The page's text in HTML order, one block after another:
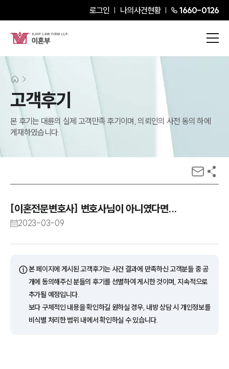
로그인 나의사건현황 1660-0126
고객후기
본 후기는 대륜의 실제 고객만족 후기이며, 의뢰인의 사전 동의 하에
게재하였습니다.
[이혼전문변호사] 변호사님이 아니였다면...
2023-03-09
ⓘ본 페이지에 게시된 고객후기는 사건 결과에 만족하신 고객분들 중 공
개에 동의해주신 분들의 후기를 선별하여 게시한 것이며, 지속적으로
추가될 예정입니다.
보다 구체적인 내용을 확인하길 원하실 경우, 내방 상담 시 개인정보를
비식별 처리한 범위 내에서 확인하실 수 있습니다.